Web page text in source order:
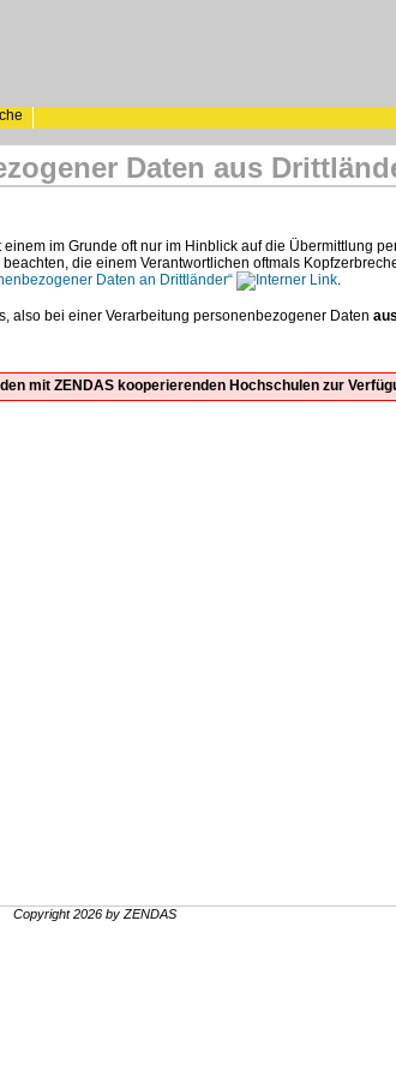
Daten aus
einem im Grunde oft nur im Hinblick auf die Übermittlung
die einem Verantwortlichen oftmals
Daten an Drittländer“ .
also bei einer Verarbeitung personenbezogener Daten aus
mit ZENDAS kooperierenden Hochschulen zur
Copyright 2026 by ZENDAS